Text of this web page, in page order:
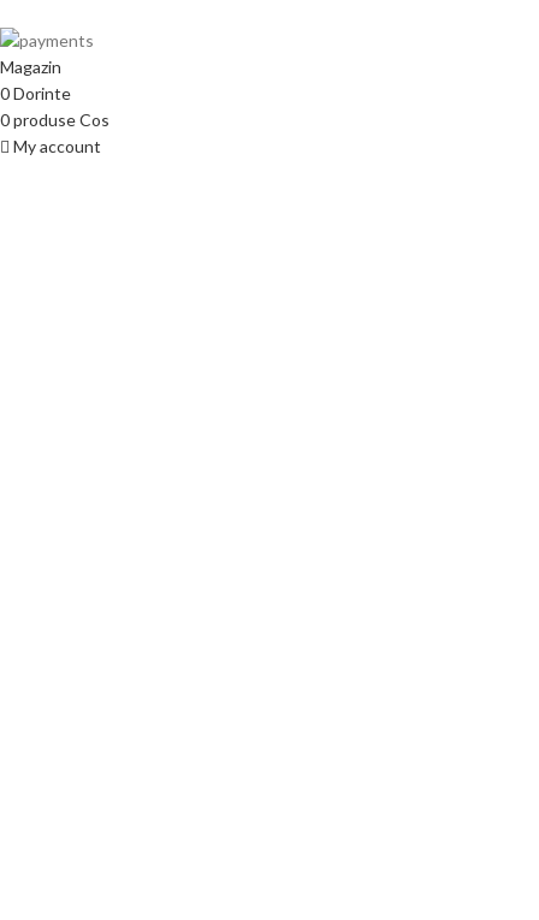
Magazin
0Dorinte
0produseCos
My account